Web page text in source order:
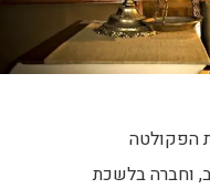
הפקולטה
וחברה בלשכת